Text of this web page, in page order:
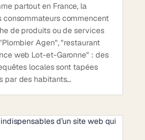
partout en France, la
consommateurs commencent
de produits ou de services
Agen", "restaurant
web Lot-et-Garonne" : des
locales sont tapées
par des habitants...